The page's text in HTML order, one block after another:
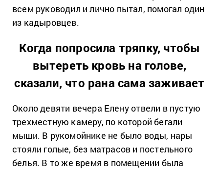
всем руководил и лично пытал, помогал один
из кадыровцев.
Когда попросила тряпку, чтобы
вытереть кровь на голове,
сказали, что рана сама заживает
Около девяти вечера Елену отвели в пустую
трехместную камеру, по которой бегали
мыши. В рукомойнике не было воды, нары
стояли голые, без матрасов и постельного
белья. В то же время в помещении была